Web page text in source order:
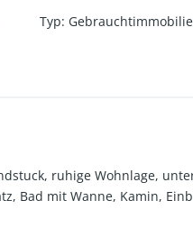
Typ: Gebrauchtimmobilie
ruhige Wohnlage,
Bad mit Wanne, Kamin,